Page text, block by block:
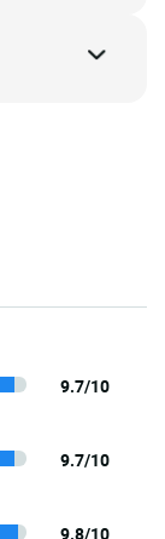
9.7/10
9.7/10
9.8/10